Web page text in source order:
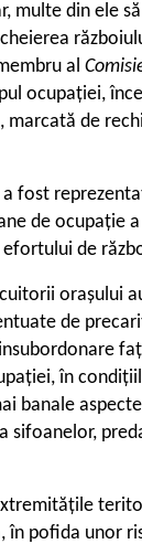
multe din ele
al
ocupației,
de
fost
de ocupație
de
orașului
de
în
banale
sifoanelor,
în pofida unor